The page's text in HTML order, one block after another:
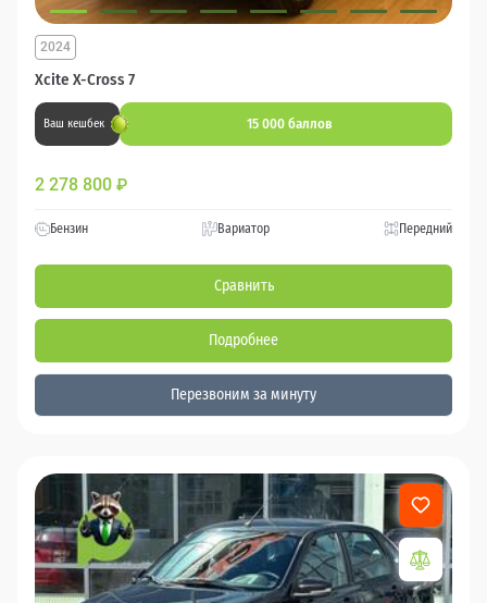
Xcite X-Cross 7
2024
Ваш кешбек 15 000 баллов
2 278 800 ₽
Бензин Вариатор Передний
Сравнить
Подробнее
Перезвоним за минуту